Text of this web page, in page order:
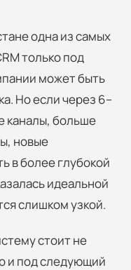
одна из самых
только под
может быть
Но если через 6–
каналы, больше
новые
в более глубокой
идеальной
слишком узкой.
стоит не
и под следующий